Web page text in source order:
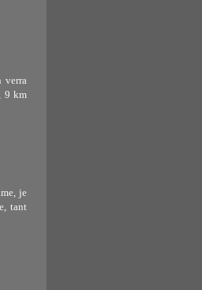
verra
9 km
je
tant